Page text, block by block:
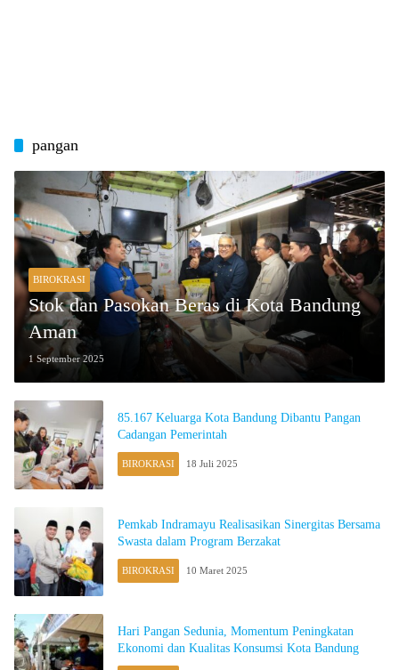
pangan
BIROKRASI
Stok dan Pasokan Beras di Kota Bandung
Aman
1 September 2025
85.167 Keluarga Kota Bandung Dibantu Pangan
Cadangan Pemerintah
BIROKRASI 18 Juli 2025
Pemkab Indramayu Realisasikan Sinergitas Bersama
Swasta dalam Program Berzakat
BIROKRASI 10 Maret 2025
Hari Pangan Sedunia, Momentum Peningkatan
Ekonomi dan Kualitas Konsumsi Kota Bandung